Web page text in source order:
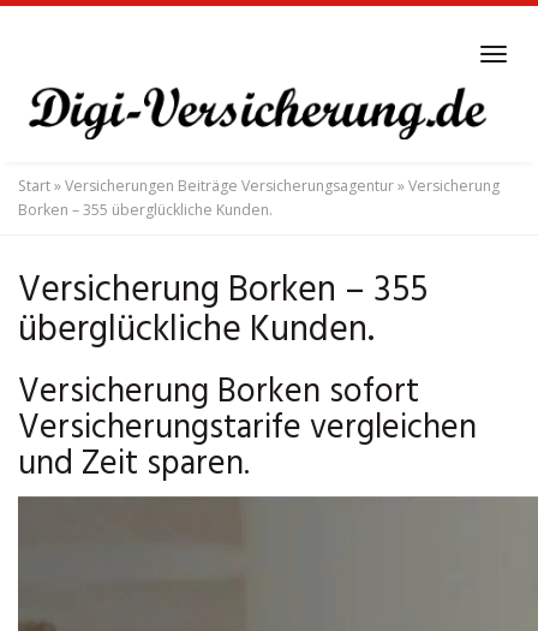
main
content
Start»Versicherungen Beiträge Versicherungsagentur»Versicherung
Borken – 355 überglückliche Kunden.
Versicherung Borken – 355
überglückliche Kunden.
Versicherung Borken sofort
Versicherungstarife vergleichen
und Zeit sparen.